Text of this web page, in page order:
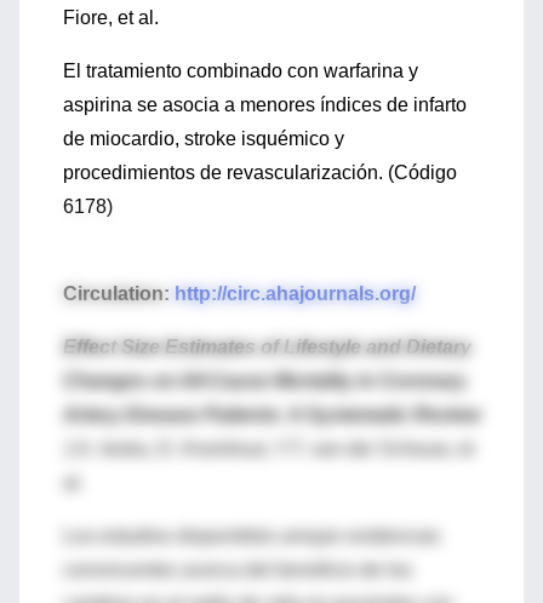
Fiore, et al.
El tratamiento combinado con warfarina y
aspirina se asocia a menores índices de infarto
de miocardio, stroke isquémico y
procedimientos de revascularización. (Código
6178)
Circulation: http://circ.ahajournals.org/
Effect Size Estimates of Lifestyle and Dietary
Changes on All-Cause Mortality in Coronary
Artery Disease Patients: A Systematic Review